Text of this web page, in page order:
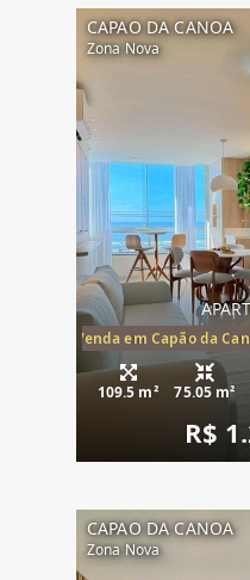
CAPAO DA CANOA
Zona Nova
Mar à Venda em Capão da
109.5 m² 75.05 m²
R$
CAPAO DA CANOA
Zona Nova